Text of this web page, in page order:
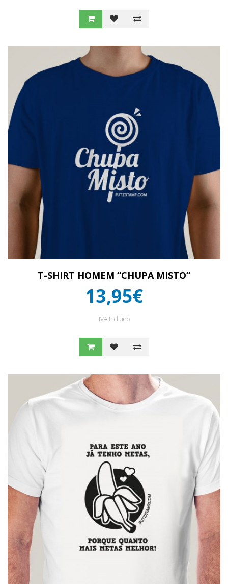
T-SHIRT HOMEM “CHUPA MISTO”
13,95€
IVA Incluído